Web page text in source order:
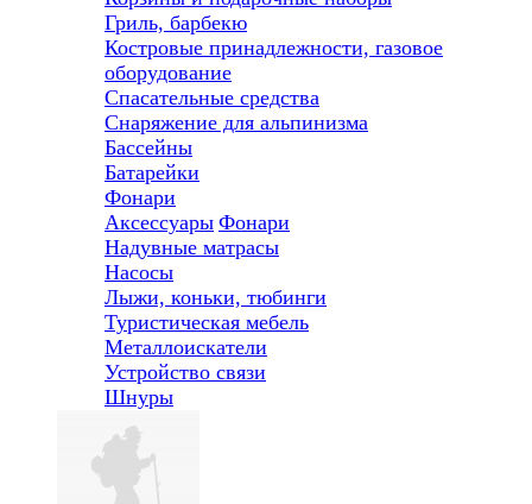
Гриль, барбекю
Костровые принадлежности, газовое
оборудование
Спасательные средства
Снаряжение для альпинизма
Бассейны
Батарейки
Фонари
Аксессуары Фонари
Надувные матрасы
Насосы
Лыжи, коньки, тюбинги
Туристическая мебель
Металлоискатели
Устройство связи
Шнуры